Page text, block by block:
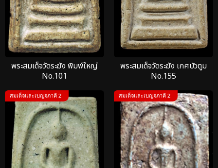
พระสมเด็จวัดระฆัง พิมพ์ใหญ่
No.101
พระสมเด็จวัดระฆัง เกศบัวตูม
No.155
สมเด็จและเบญจภาคี 2 สมเด็จและเบญจภาคี 2